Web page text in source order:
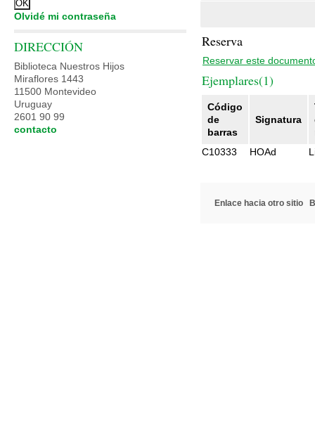
Reserva
Reservar este
Ejemplares(1)
Código
de
barras
Signatura
C10333
HOAd
Enlace hacia otro sitio
Olvidé mi contraseña
DIRECCIÓN
Biblioteca Nuestros Hijos
Miraflores 1443
11500 Montevideo
Uruguay
2601 90 99
contacto